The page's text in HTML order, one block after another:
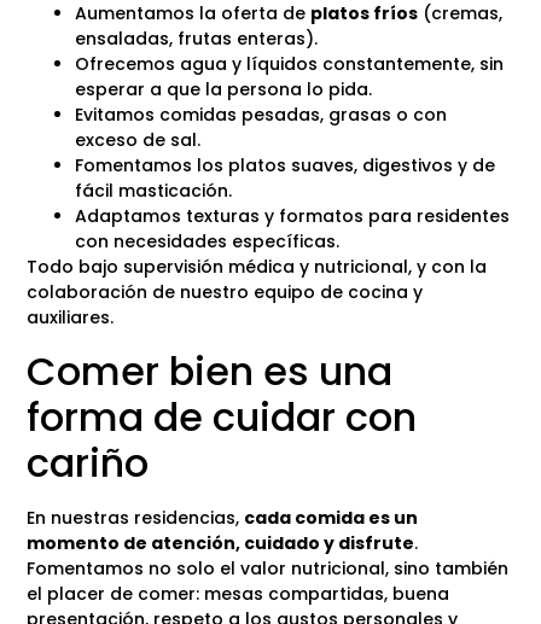
Aumentamos la oferta de platos fríos (cremas,
ensaladas, frutas enteras).
Ofrecemos agua y líquidos constantemente, sin
esperar a que la persona lo pida.
Evitamos comidas pesadas, grasas o con
exceso de sal.
Fomentamos los platos suaves, digestivos y de
fácil masticación.
Adaptamos texturas y formatos para residentes
con necesidades específicas.
Todo bajo supervisión médica y nutricional, y con la
colaboración de nuestro equipo de cocina y
auxiliares.
Comer bien es una
forma de cuidar con
cariño
En nuestras residencias, cada comida es un
momento de atención, cuidado y disfrute.
Fomentamos no solo el valor nutricional, sino también
el placer de comer: mesas compartidas, buena
presentación, respeto a los gustos personales y